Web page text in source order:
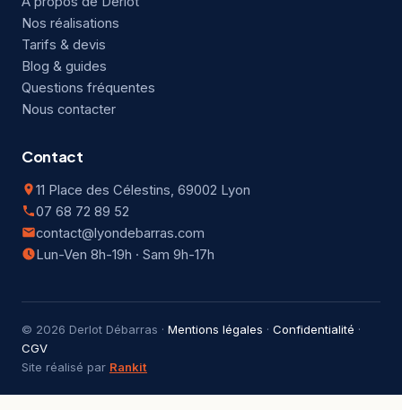
Nos réalisations
Tarifs & devis
Blog & guides
Questions fréquentes
Nous contacter
Contact
11 Place des Célestins, 69002 Lyon
07 68 72 89 52
contact@lyondebarras.com
Lun-Ven 8h-19h · Sam 9h-17h
© 2026 Derlot Débarras · Mentions légales · Confidentialité ·
CGV
Site réalisé par Rankit